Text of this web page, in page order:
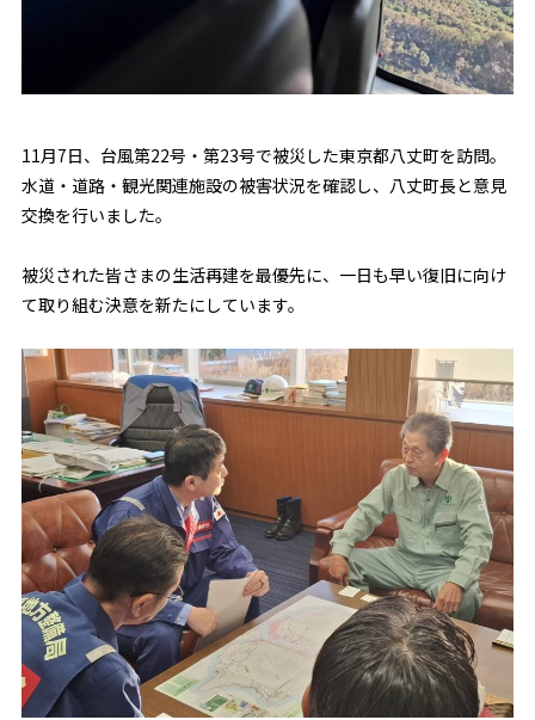
11月7日、台風第22号・第23号で被災した東京都八丈町を訪問。
水道・道路・観光関連施設の被害状況を確認し、八丈町長と意見
交換を行いました。
被災された皆さまの生活再建を最優先に、一日も早い復旧に向け
て取り組む決意を新たにしています。